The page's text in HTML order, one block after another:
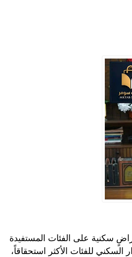
سكنية على الفئات المستفيدة
للفئات الأكثر استحقاقاً،